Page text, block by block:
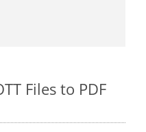
Files to PDF